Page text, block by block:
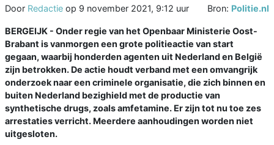
Door Redactie op 9 november 2021, 9:12 uur Bron: Politie.nl
BERGEIJK - Onder regie van het Openbaar Ministerie Oost-
Brabant is vanmorgen een grote politieactie van start
gegaan, waarbij honderden agenten uit Nederland en België
zijn betrokken. De actie houdt verband met een omvangrijk
onderzoek naar een criminele organisatie, die zich binnen en
buiten Nederland bezighield met de productie van
synthetische drugs, zoals amfetamine. Er zijn tot nu toe zes
arrestaties verricht. Meerdere aanhoudingen worden niet
uitgesloten.